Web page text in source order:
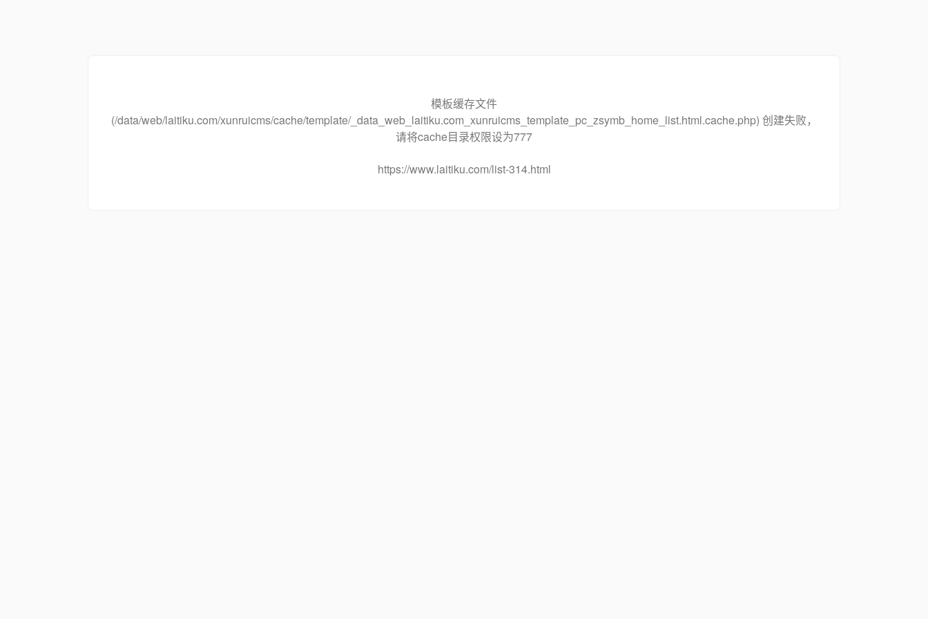
模板缓存文件
(/data/web/laitiku.com/xunruicms/cache/template/_data_web_laitiku.com_xunruicms_template_pc_zsymb_home_list.html.cache.php) 创建失败，
请将cache目录权限设为777
https://www.laitiku.com/list-314.html